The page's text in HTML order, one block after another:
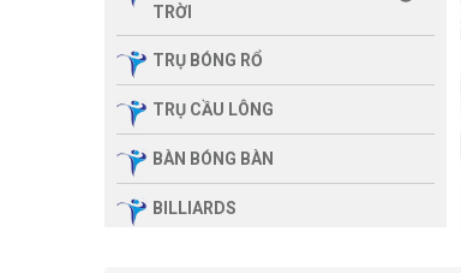
TRỜI
TRỤ BÓNG RỔ
TRỤ CẦU LÔNG
BÀN BÓNG BÀN
BILLIARDS